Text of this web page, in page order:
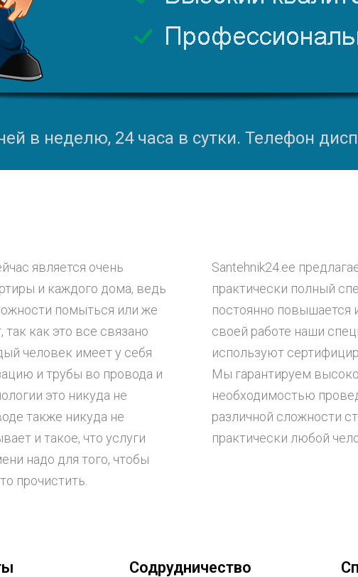
в неделю, 24 часа в сутки. Телефон
является очень
и каждого дома, ведь
помыться или же
как это все связано
человек имеет у себя
и трубы во провода и
это никуда не
также никуда не
и такое, что услуги
надо для того, чтобы
прочистить.
Santehnik24.ee
практически полный
постоянно повышается
своей работе наши
используют
Мы гарантируем
необходимостью
различной сложности
практически любой
Содрудничество